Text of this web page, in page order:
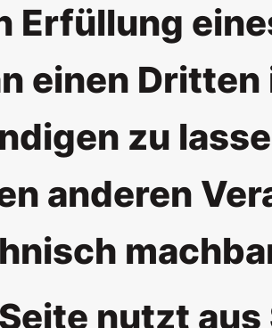
Erfüllung
einen
zu
anderen
nutzt